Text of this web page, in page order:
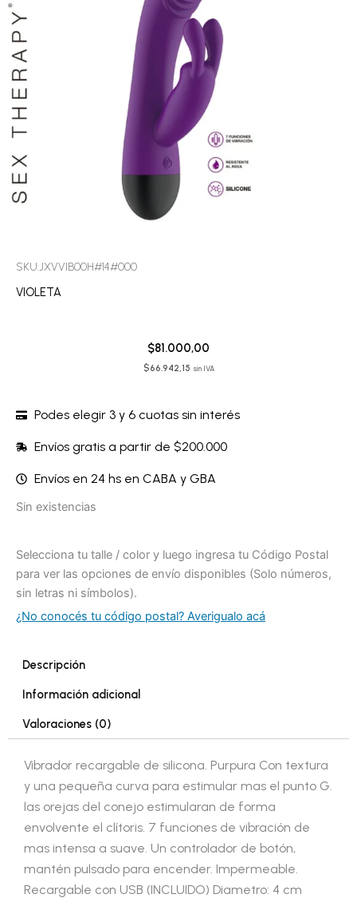
SKU:JXVVIB00H#14#000
VIOLETA
$81.000,00
$66.942,15 sin IVA
Podes elegir 3 y 6 cuotas sin interés
Envíos gratis a partir de $200.000
Envíos en 24 hs en CABA y GBA
Sin existencias
Selecciona tu talle / color y luego ingresa tu Código Postal
para ver las opciones de envío disponibles (Solo números,
sin letras ni símbolos).
¿No conocés tu código postal? Averigualo acá
Descripción
Información adicional
Valoraciones (0)
Vibrador recargable de silicona. Purpura Con textura
y una pequeña curva para estimular mas el punto G.
las orejas del conejo estimularan de forma
envolvente el clítoris. 7 funciones de vibración de
mas intensa a suave. Un controlador de botón,
mantén pulsado para encender. Impermeable.
Recargable con USB (INCLUIDO) Diametro: 4 cm